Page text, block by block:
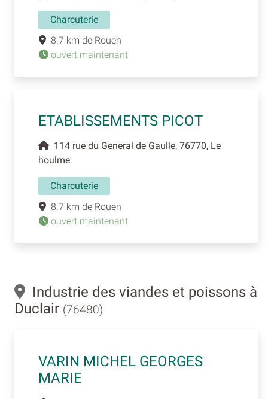
Charcuterie
8.7 km de Rouen
ouvert maintenant
ETABLISSEMENTS PICOT
114 rue du General de Gaulle, 76770, Le
houlme
Charcuterie
8.7 km de Rouen
ouvert maintenant
Industrie des viandes et poissons à
Duclair (76480)
VARIN MICHEL GEORGES
MARIE